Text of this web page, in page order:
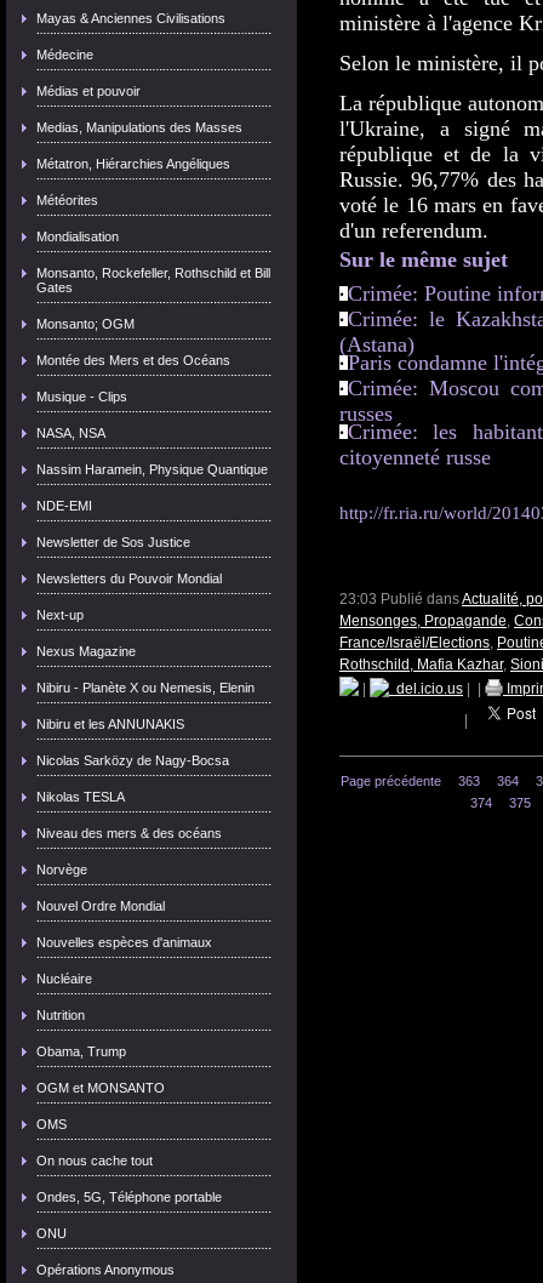
Mayas & Anciennes Civilisations
Médecine
Médias et pouvoir
Medias, Manipulations des Masses
Métatron, Hiérarchies Angéliques
Météorites
Mondialisation
Monsanto, Rockefeller, Rothschild et Bill
Gates
Monsanto; OGM
Montée des Mers et des Océans
Musique - Clips
NASA, NSA
Nassim Haramein, Physique Quantique
NDE-EMI
Newsletter de Sos Justice
Newsletters du Pouvoir Mondial
Next-up
Nexus Magazine
Nibiru - Planète X ou Nemesis, Elenin
Nibiru et les ANNUNAKIS
Nicolas Sarközy de Nagy-Bocsa
Nikolas TESLA
Niveau des mers & des océans
Norvège
Nouvel Ordre Mondial
Nouvelles espèces d'animaux
Nucléaire
Nutrition
Obama, Trump
OGM et MONSANTO
OMS
On nous cache tout
Ondes, 5G, Téléphone portable
ONU
Opérations Anonymous
ministère à l'agence
Selon le ministère, il
La république
l'Ukraine, a signé
république et de la
Russie. 96,77% des
voté le 16 mars en
d'un referendum.
Sur le même sujet
Crimée: Poutine
Crimée: le
(Astana)
Paris condamne
Crimée: Moscou
russes
Crimée: les
citoyenneté russe
http://fr.ria.ru/world/
23:03 Publié dansActualité,
Mensonges, Propagande,
France/Israël/Elections,
Rothschild, Mafia Kazhar,
del.icio.us
Page précédente 363 364
374
375